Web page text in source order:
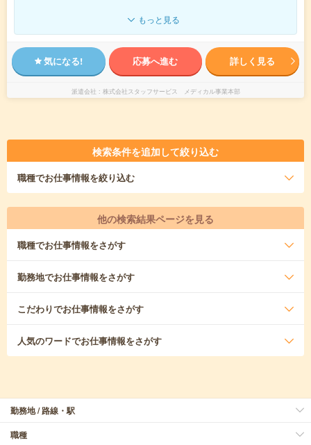
もっと見る
気になる! 応募へ進む 詳しく見る
派遣会社 株式会社スタッフサービス メディカル事業本部
検索条件を追加して絞り込む
職種でお仕事情報を絞り込む
他の検索結果ページを見る
職種でお仕事情報をさがす
勤務地でお仕事情報をさがす
こだわりでお仕事情報をさがす
人気のワードでお仕事情報をさがす
勤務地 / 路線・駅
職種